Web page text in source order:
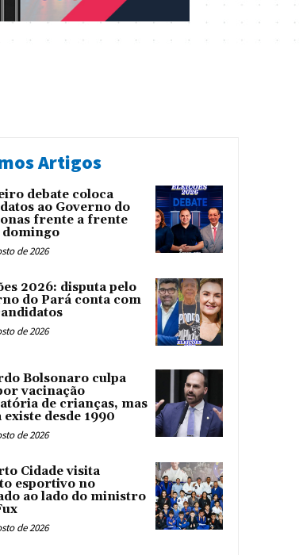
Artigos
debate coloca
ao Governo do
frente a frente
domingo
de 2026
2026: disputa pelo
do Pará conta com
de 2026
Bolsonaro culpa
vacinação
de crianças, mas
desde 1990
de 2026
Cidade visita
esportivo no
ao lado do ministro
de 2026